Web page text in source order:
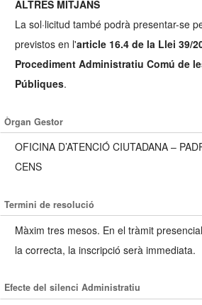
ALTRES MITJANS
La sol·licitud també podrà presentar-se
previstos en l'article 16.4 de la Llei 39/
Procediment Administratiu Comú de
Públiques.
Òrgan Gestor
OFICINA D’ATENCIÓ CIUTADANA –
CENS
Termini de resolució
Màxim tres mesos. En el tràmit
la correcta, la inscripció serà immediata.
Efecte del silenci Administratiu